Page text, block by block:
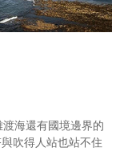
海還有國境邊界的
吹得人站也站不住